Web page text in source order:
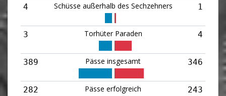
4 Schüsse außerhalb des Sechzehners 1
3 Torhüter Paraden 4
389 Pässe insgesamt 346
282 Pässe erfolgreich 243